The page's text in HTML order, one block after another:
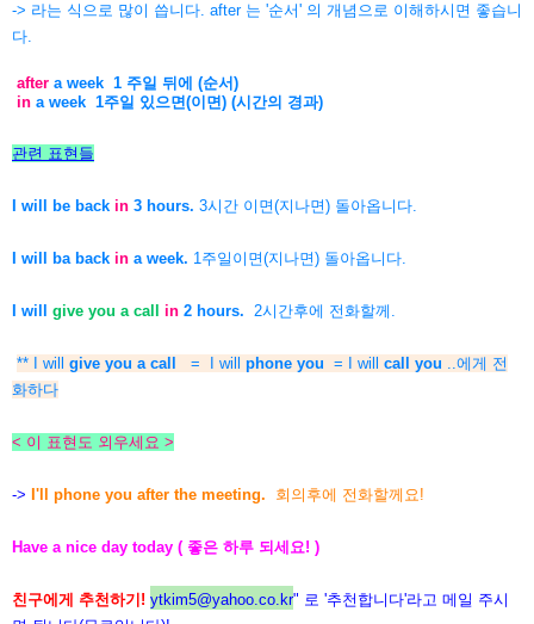
-> 라는 식으로 많이 씁니다. after 는 '순서' 의 개념으로 이해하시면 좋습니
다.
after a week 1 주일 뒤에 (순서)
in a week 1주일 있으면(이면) (시간의 경과)
관련 표현들
I will be back in 3 hours. 3시간 이면(지나면) 돌아옵니다.
I will ba back in a week. 1주일이면(지나면) 돌아옵니다.
I will give you a call in 2 hours. 2시간후에 전화할께.
** I will give you a call = I will phone you = I will call you ..에게 전
화하다
< 이 표현도 외우세요 >
-> I'll phone you after the meeting. 회의후에 전화할께요!
Have a nice day today ( 좋은 하루 되세요! )
친구에게 추천하기! ytkim5@yahoo.co.kr" 로 '추천합니다'라고 메일 주시